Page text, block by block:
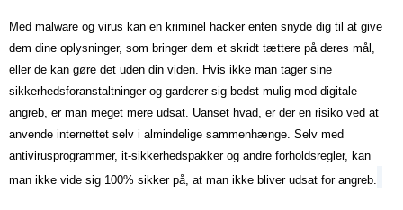
Med malware og virus kan en kriminel hacker enten snyde dig til at give
dem dine oplysninger, som bringer dem et skridt tættere på deres mål,
eller de kan gøre det uden din viden. Hvis ikke man tager sine
sikkerhedsforanstaltninger og garderer sig bedst mulig mod digitale
angreb, er man meget mere udsat. Uanset hvad, er der en risiko ved at
anvende internettet selv i almindelige sammenhænge. Selv med
antivirusprogrammer, it-sikkerhedspakker og andre forholdsregler, kan
man ikke vide sig 100% sikker på, at man ikke bliver udsat for angreb.